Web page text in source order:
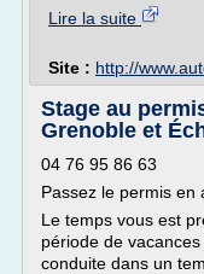
Lire la suite
Site : http://
Stage au
Grenoble et
04 76 95 86 63
Passez le permis en
Le temps vous est
période de
conduite dans un